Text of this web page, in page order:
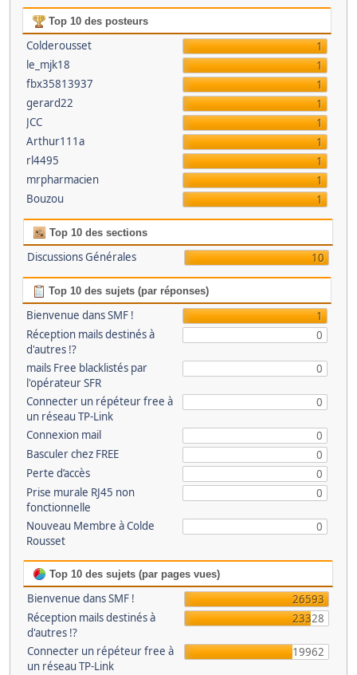
Top 10 des posteurs
Colderousset
1
le_mjk18
1
fbx35813937
1
gerard22
1
JCC
1
Arthur111a
1
rl4495
1
mrpharmacien
1
Bouzou
1
Top 10 des sections
Discussions Générales 10
Top 10 des sujets (par réponses)
Bienvenue dans SMF !
1
Réception mails destinés à
d'autres !?
0
mails Free blacklistés par
l'opérateur SFR
0
Connecter un répéteur free à
un réseau TP-Link
0
Connexion mail
0
Basculer chez FREE
0
Perte d’accès
0
Prise murale RJ45 non
fonctionnelle
0
Nouveau Membre à Colde
Rousset
0
Top 10 des sujets (par pages vues)
Bienvenue dans SMF !
26593
Réception mails destinés à
d'autres !?
23328
Connecter un répéteur free à
un réseau TP-Link
19962